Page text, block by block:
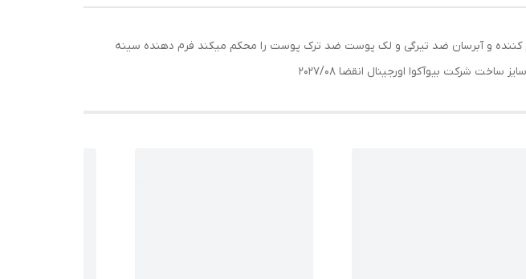
خاصیت ارتجاعی را تقویت میکند کاهش خطوط ریز در سینه 2)بازسازی پوست 3)نرم کننده و آبرسان ضد تیرگی و لک پوست ضد ترک پوست را محکم میکند فرم دهنده سینه
شرکت بیوآکوا اورجینال انقضا 2027/08